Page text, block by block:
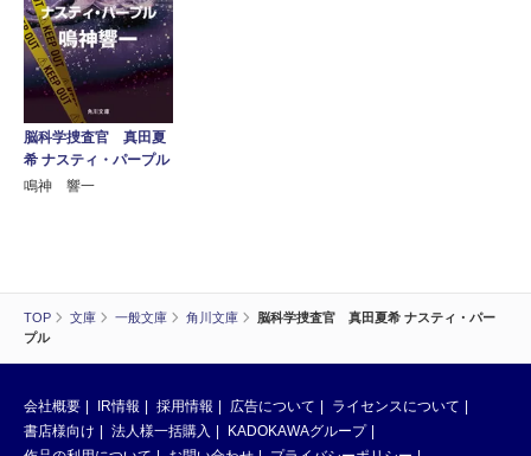
TOP 文庫 一般文庫 角川文庫
脳科学捜査官 真田夏希 ナスティ・パー
プル
脳科学捜査官 真田夏
希 ナスティ・パープル
鳴神 響一
会社概要 IR情報 採用情報 広告について
ライセンスについて
書店様向け
法人様一括購入
KADOKAWAグループ